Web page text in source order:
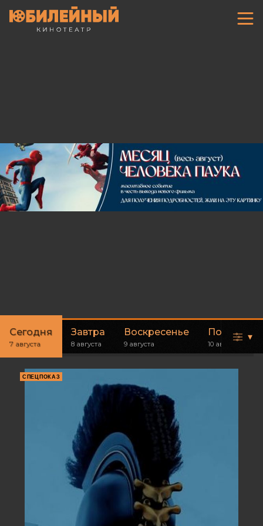
Сегодня
7 августа
Завтра
8 августа
Воскресенье
9 августа 10 августа
▾
СПЕЦПОКАЗ